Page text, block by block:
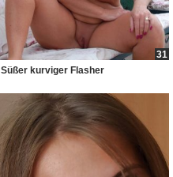
31
Süßer kurviger Flasher